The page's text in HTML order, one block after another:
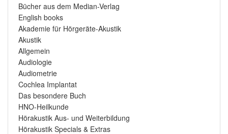
Bücher aus dem Median-Verlag
English books
Akademie für Hörgeräte-Akustik
Akustik
Allgemein
Audiologie
Audiometrie
Cochlea Implantat
Das besondere Buch
HNO-Heilkunde
Hörakustik Aus- und Weiterbildung
Hörakustik Specials & Extras